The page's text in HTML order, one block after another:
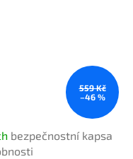
559 Kč
–46 %
bezpečnostní kapsa